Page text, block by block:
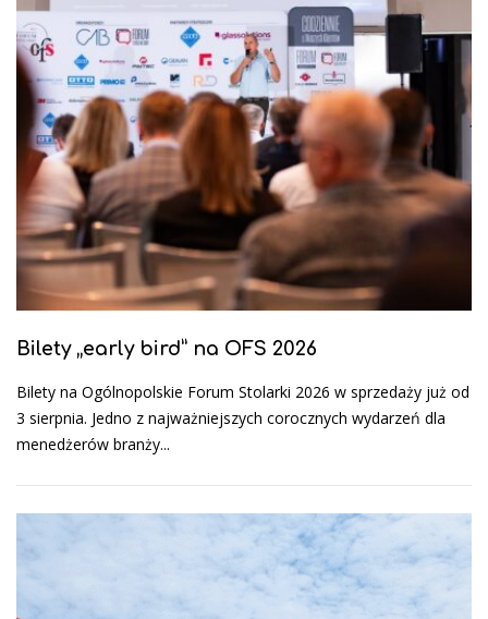
Bilety „early bird” na OFS 2026
Bilety na Ogólnopolskie Forum Stolarki 2026 w sprzedaży już od
3 sierpnia. Jedno z najważniejszych corocznych wydarzeń dla
menedżerów branży...